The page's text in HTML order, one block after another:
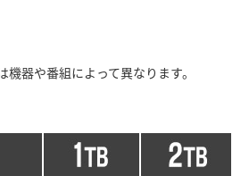
器や番組によって異なります。